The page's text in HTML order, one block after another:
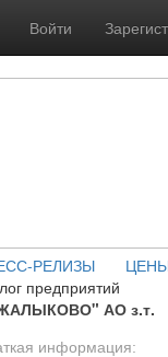
Войти
РЕЛИЗЫ
предприятий
АО з.т.
информация: